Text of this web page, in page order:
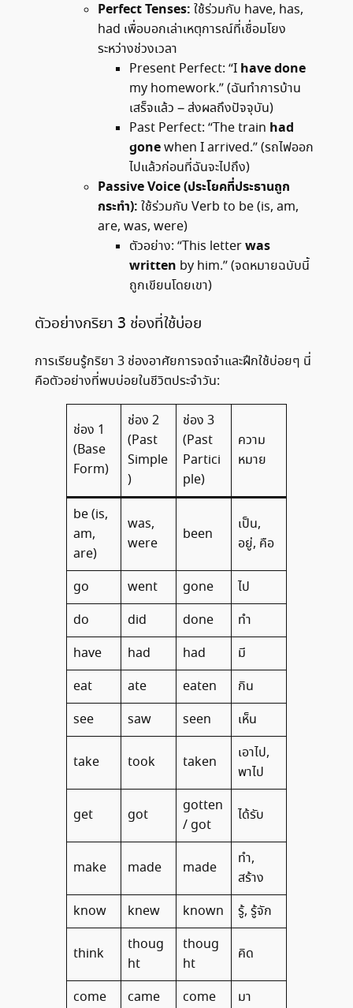
Perfect Tenses: ใช้ร่วมกับ have, has,
had เพื่อบอกเล่าเหตุการณ์ที่เชื่อมโยง
ระหว่างช่วงเวลา
Present Perfect: “I have done
my homework.” (ฉันทำการบ้าน
เสร็จแล้ว – ส่งผลถึงปัจจุบัน)
Past Perfect: “The train had
gonewhen I arrived.” (รถไฟออก
ไปแล้วก่อนที่ฉันจะไปถึง)
Passive Voice (ประโยคที่ประธานถูก
กระทำ): ใช้ร่วมกับ Verb to be (is, am,
are, was, were)
ตัวอย่าง: “This letterwas
written by him.” (จดหมายฉบับนี้
ถูกเขียนโดยเขา)
ตัวอย่างกริยา 3 ช่องที่ใช้บ่อย
การเรียนรู้กริยา 3 ช่องอาศัยการจดจำและฝึกใช้บ่อยๆ นี่
คือตัวอย่างที่พบบ่อยในชีวิตประจำวัน:
ช่อง 1
(Base
Form)
ช่อง 2
(Past
Simple
)
ช่อง 3
(Past
Partici
ple)
ความ
หมาย
be (is,
am,
are)
was,
were
been
เป็น,
อยู่, คือ
go went gone
ไป
do
did done
ทำ
have
had had
มี
eat
ate eaten
กิน
see
saw seen เห็น
take took taken
เอาไป,
พาไป
get got
gotten
/ got
ได้รับ
make made made
ทำ,
สร้าง
know
knew known รู้, รู้จัก
think
thoug
ht
thoug
ht
คิด
come came come มา